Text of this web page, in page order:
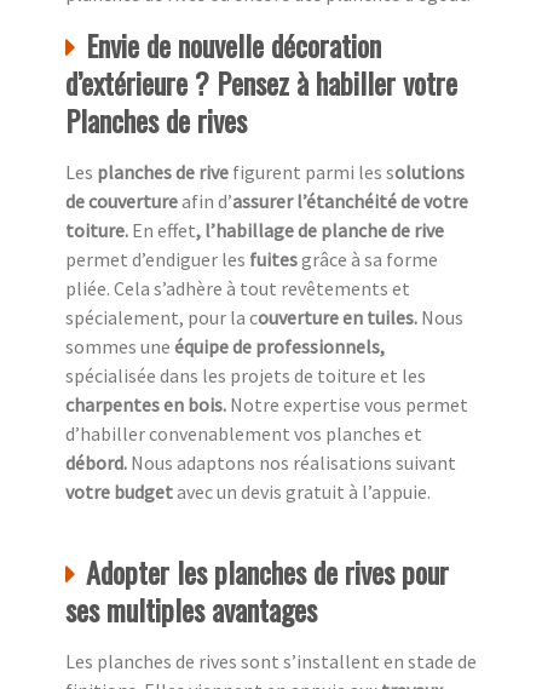
Envie de nouvelle décoration
d’extérieure ? Pensez à habiller votre
Planches de rives
Les planches de rive figurent parmi les solutions
de couvertureafin d’assurer l’étanchéité de votre
toiture. En effet, l’habillage de planche de rive
permet d’endiguer les fuitesgrâce à sa forme
pliée. Cela s’adhère à tout revêtements et
spécialement, pour la couverture en tuiles. Nous
sommes une équipe de professionnels,
spécialisée dans les projets de toiture et les
charpentes en bois. Notre expertise vous permet
d’habiller convenablement vos planches et
débord. Nous adaptons nos réalisations suivant
votre budgetavec un devis gratuit à l’appuie.
Adopter les planches de rives pour
ses multiples avantages
Les planches de rives sont s’installent en stade de